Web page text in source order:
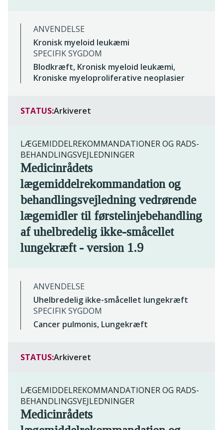
ANVENDELSE
Kronisk myeloid leukæmi
SPECIFIK SYGDOM
Blodkræft, Kronisk myeloid leukæmi,
Kroniske myeloproliferative neoplasier
STATUS:Arkiveret
LÆGEMIDDELREKOMMANDATIONER OG RADS-
BEHANDLINGSVEJLEDNINGER
Medicinrådets
lægemiddelrekommandation og
behandlingsvejledning vedrørende
lægemidler til førstelinjebehandling
af uhelbredelig ikke-småcellet
lungekræft - version 1.9
ANVENDELSE
Uhelbredelig ikke-småcellet lungekræft
SPECIFIK SYGDOM
Cancer pulmonis, Lungekræft
STATUS:Arkiveret
LÆGEMIDDELREKOMMANDATIONER OG RADS-
BEHANDLINGSVEJLEDNINGER
Medicinrådets